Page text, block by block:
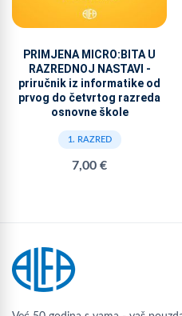
PRIMJENA MICRO:BITA U
RAZREDNOJ NASTAVI -
priručnik iz informatike od
prvog do četvrtog razreda
osnovne škole
1. RAZRED
7,00 €